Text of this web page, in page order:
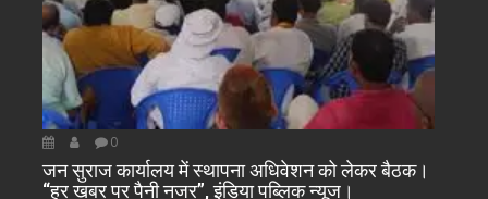
0
जन सुराज कार्यालय में स्थापना अधिवेशन को लेकर बैठक।
“हर खबर पर पैनी नजर”, इंडिया पब्लिक न्यूज।